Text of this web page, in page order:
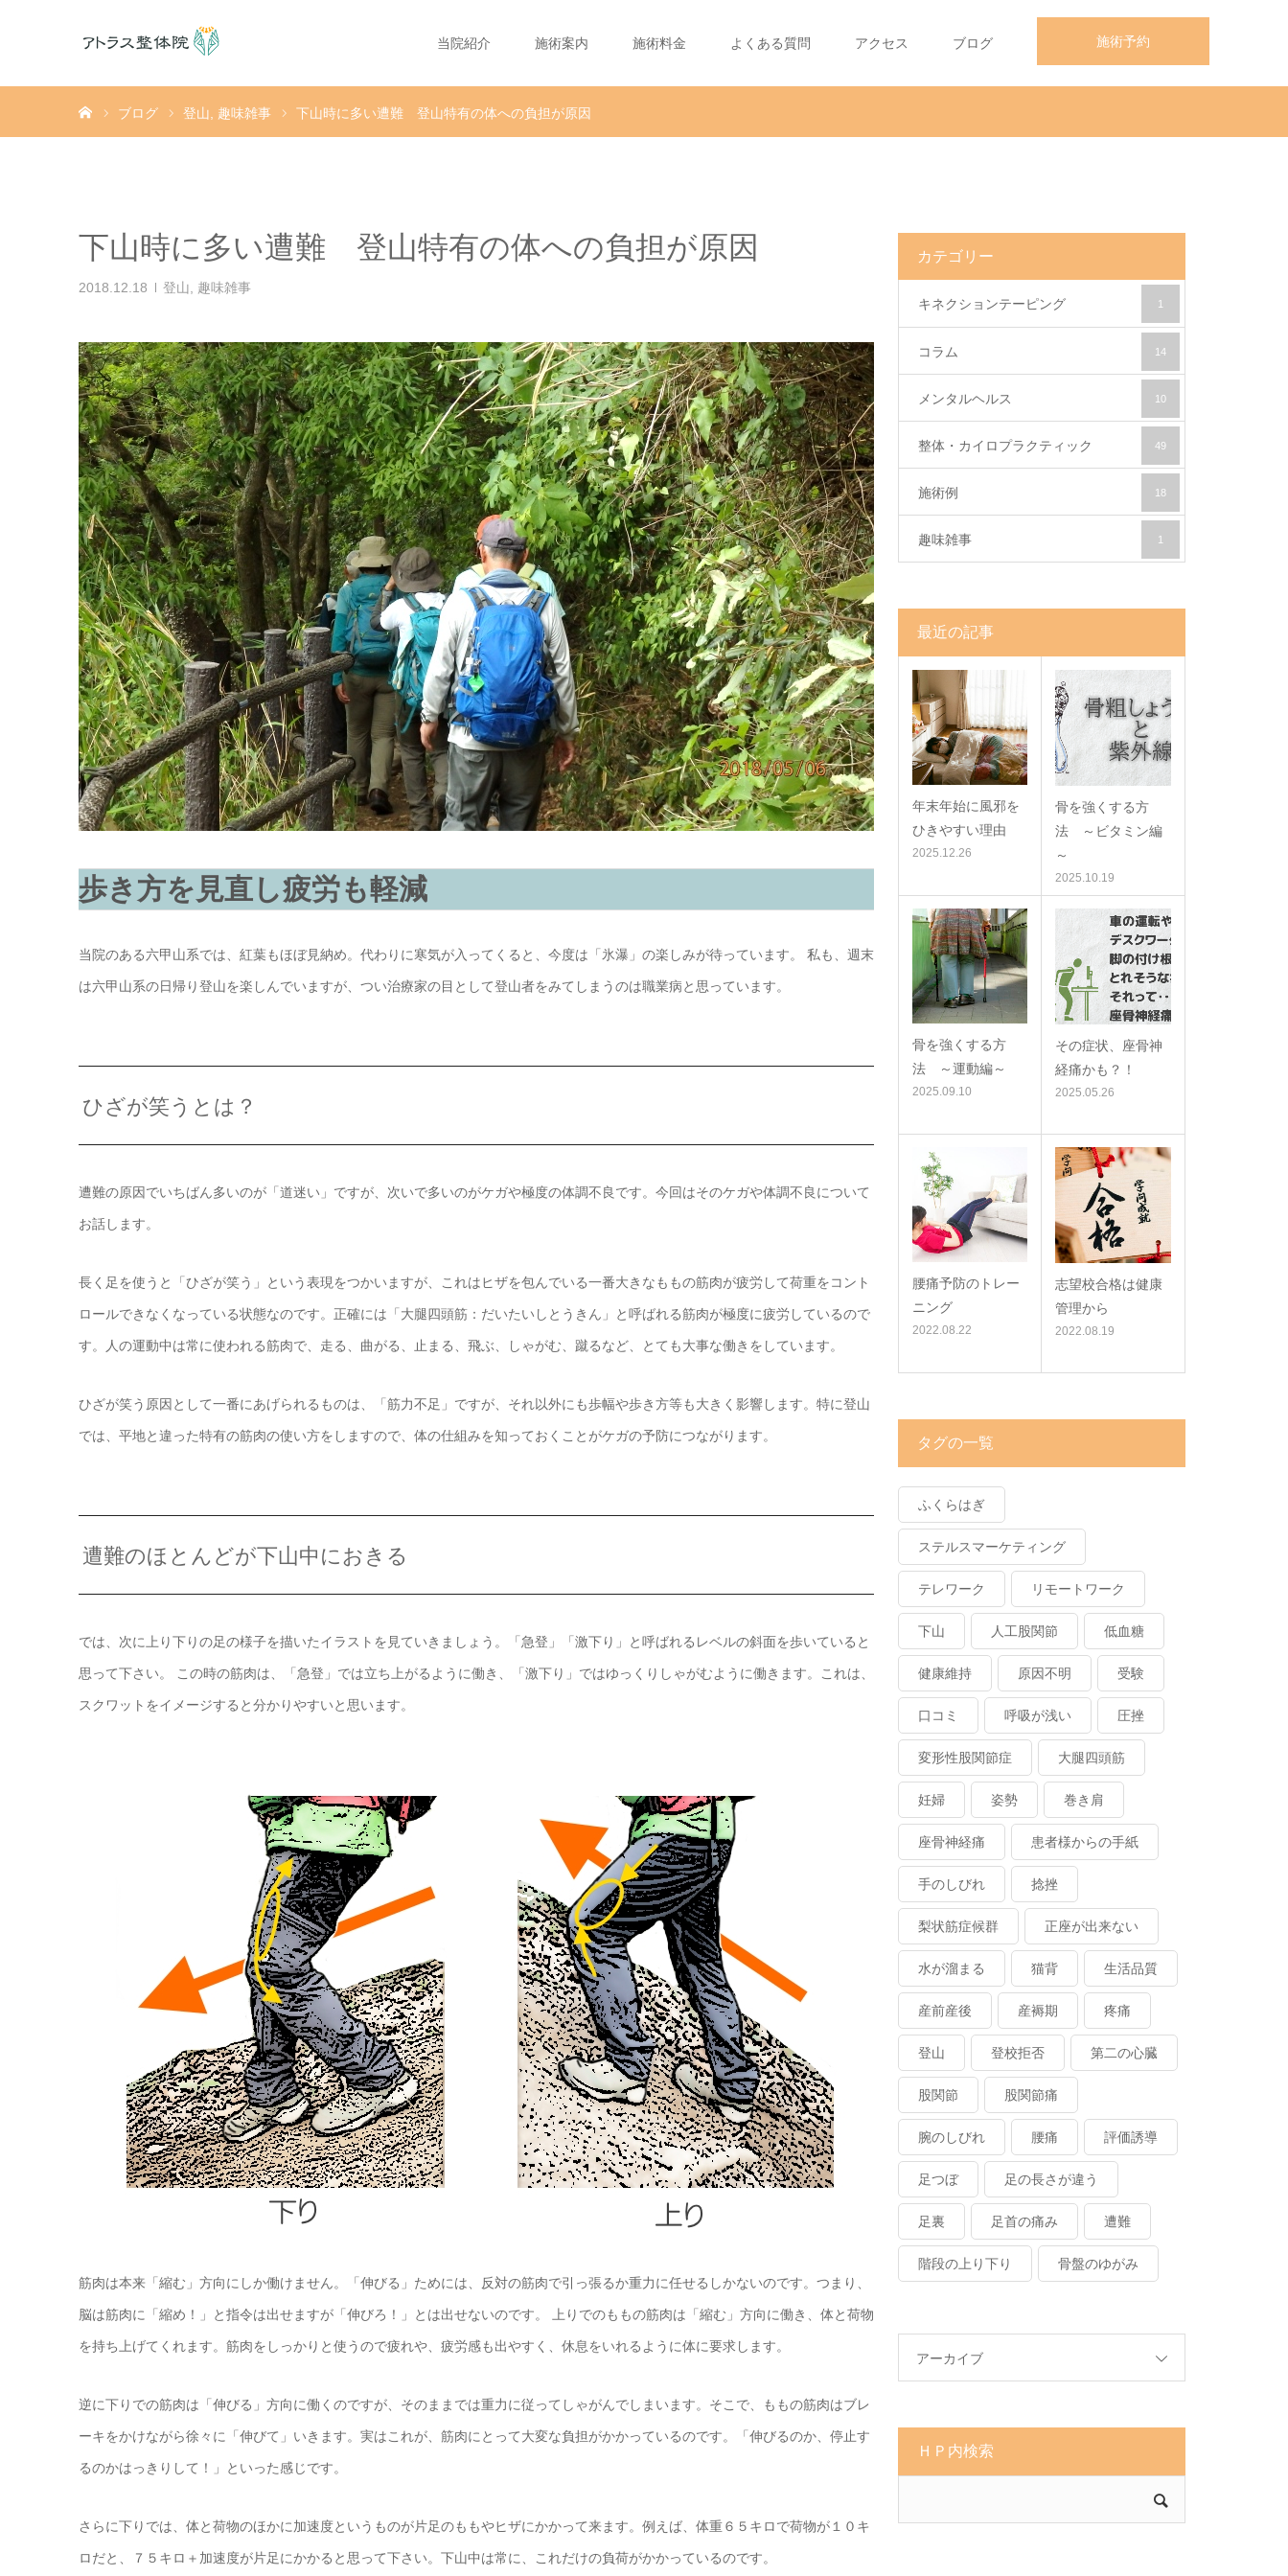
施術予約
当院紹介 施術案内 施術料金 よくある質問 アクセス ブログ
ブログ 登山 趣味雑事 下山時に多い遭難 登山特有の体への負担が原因
下山時に多い遭難 登山特有の体への負担が原因
2018.12.18 登山 趣味雑事
歩き方を見直し疲労も軽減
当院のある六甲山系では、紅葉もほぼ見納め。代わりに寒気が入ってくると、今度は「氷瀑」の楽しみが待っています。 私も、週末
は六甲山系の日帰り登山を楽しんでいますが、つい治療家の目として登山者をみてしまうのは職業病と思っています。
ひざが笑うとは？
遭難の原因でいちばん多いのが「道迷い」ですが、次いで多いのがケガや極度の体調不良です。今回はそのケガや体調不良について
お話します。
長く足を使うと「ひざが笑う」という表現をつかいますが、これはヒザを包んでいる一番大きなももの筋肉が疲労して荷重をコント
ロールできなくなっている状態なのです。正確には「大腿四頭筋：だいたいしとうきん」と呼ばれる筋肉が極度に疲労しているので
す。人の運動中は常に使われる筋肉で、走る、曲がる、止まる、飛ぶ、しゃがむ、蹴るなど、とても大事な働きをしています。
ひざが笑う原因として一番にあげられるものは、「筋力不足」ですが、それ以外にも歩幅や歩き方等も大きく影響します。特に登山
では、平地と違った特有の筋肉の使い方をしますので、体の仕組みを知っておくことがケガの予防につながります。
遭難のほとんどが下山中におきる
では、次に上り下りの足の様子を描いたイラストを見ていきましょう。「急登」「激下り」と呼ばれるレベルの斜面を歩いていると
思って下さい。 この時の筋肉は、「急登」では立ち上がるように働き、「激下り」ではゆっくりしゃがむように働きます。これは、
スクワットをイメージすると分かりやすいと思います。
筋肉は本来「縮む」方向にしか働けません。「伸びる」ためには、反対の筋肉で引っ張るか重力に任せるしかないのです。つまり、
脳は筋肉に「縮め！」と指令は出せますが「伸びろ！」とは出せないのです。 上りでのももの筋肉は「縮む」方向に働き、体と荷物
を持ち上げてくれます。筋肉をしっかりと使うので疲れや、疲労感も出やすく、休息をいれるように体に要求します。
逆に下りでの筋肉は「伸びる」方向に働くのですが、そのままでは重力に従ってしゃがんでしまいます。そこで、ももの筋肉はブレ
ーキをかけながら徐々に「伸びて」いきます。実はこれが、筋肉にとって大変な負担がかかっているのです。「伸びるのか、停止す
るのかはっきりして！」といった感じです。
さらに下りでは、体と荷物のほかに加速度というものが片足のももやヒザにかかって来ます。例えば、体重６５キロで荷物が１０キ
ロだと、７５キロ＋加速度が片足にかかると思って下さい。下山中は常に、これだけの負荷がかかっているのです。
カテゴリー
キネクションテーピング 1
コラム 14
メンタルヘルス 10
整体・カイロプラクティック 49
施術例 18
趣味雑事 1
最近の記事
年末年始に風邪を
ひきやすい理由
2025.12.26
骨を強くする方
法 ～ビタミン編
～
2025.10.19
骨を強くする方
法 ～運動編～
2025.09.10
その症状、座骨神
経痛かも？！
2025.05.26
腰痛予防のトレー
ニング
2022.08.22
志望校合格は健康
管理から
2022.08.19
タグの一覧
ふくらはぎ
ステルスマーケティング
テレワーク リモートワーク
下山 人工股関節 低血糖
健康維持 原因不明 受験
口コミ 呼吸が浅い 圧挫
変形性股関節症 大腿四頭筋
妊婦 姿勢 巻き肩
座骨神経痛 患者様からの手紙
手のしびれ 捻挫
梨状筋症候群 正座が出来ない
水が溜まる 猫背 生活品質
産前産後 産褥期 疼痛
登山 登校拒否 第二の心臓
股関節 股関節痛
腕のしびれ 腰痛 評価誘導
足つぼ 足の長さが違う
足裏 足首の痛み 遭難
階段の上り下り 骨盤のゆがみ
アーカイブ
ＨＰ内検索